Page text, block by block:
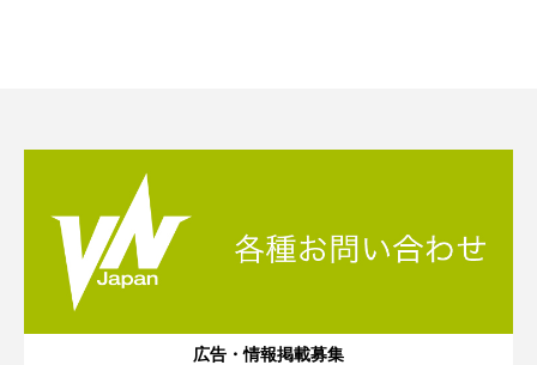
広告・情報掲載募集